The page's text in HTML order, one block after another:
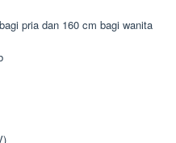
pria dan 160 cm bagi wanita